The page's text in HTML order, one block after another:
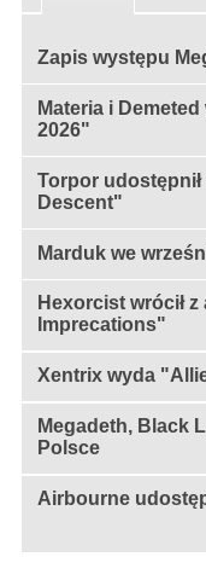
Zapis występu
Materia i
2026"
Torpor
Descent"
Marduk we
Hexorcist wrócił
Imprecations"
Xentrix wyda
Megadeth, Black
Polsce
Airbourne